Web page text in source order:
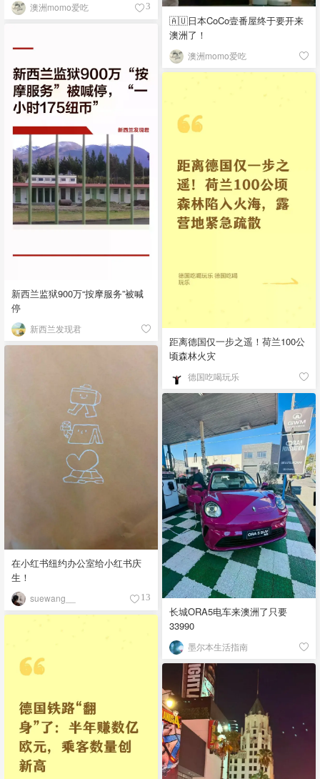
澳洲momo爱吃 3
🇦🇺日本CoCo壹番屋终于要开来
澳洲了！
澳洲momo爱吃
新西兰监狱900万“按摩服务”被喊
停
新西兰发现君
距离德国仅一步之遥！荷兰100公
顷森林火灾
德国吃喝玩乐
在小红书纽约办公室给小红书庆
生！
suewang__ 13
长城ORA5电车来澳洲了只要
33990
墨尔本生活指南